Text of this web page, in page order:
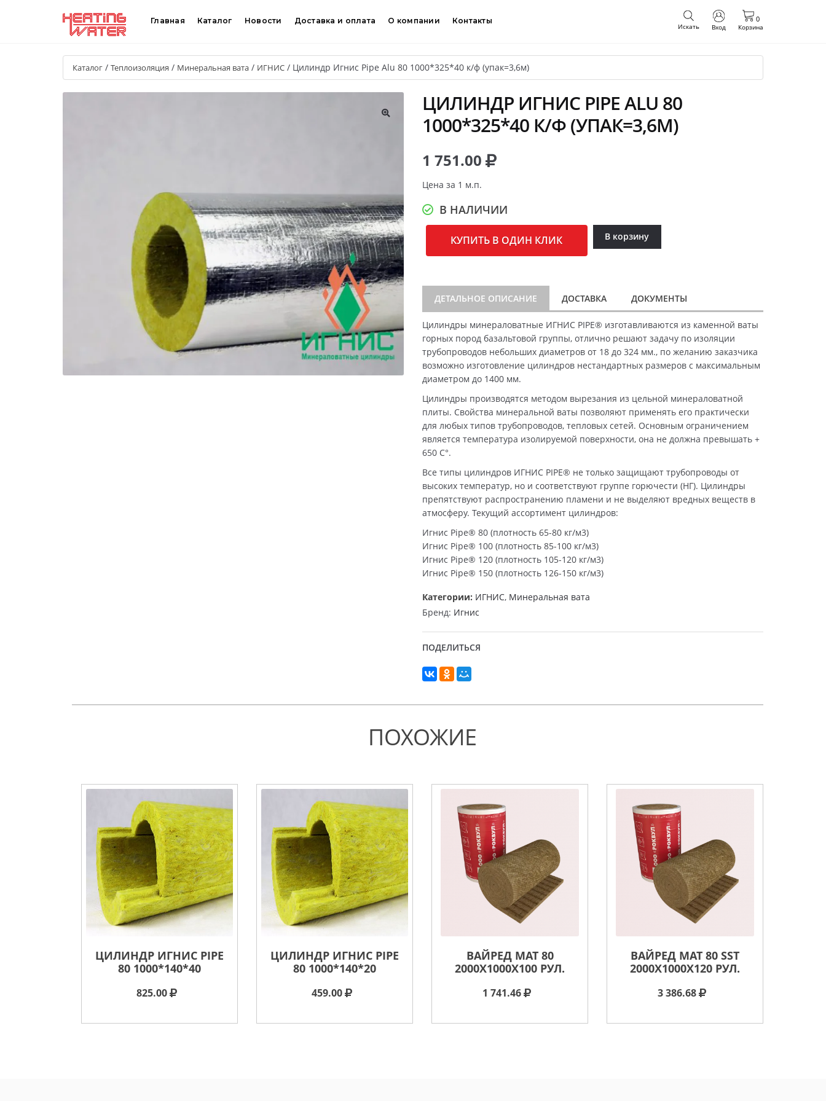
Главная Каталог Новости Доставка и оплата О компании Контакты 0
Корзина
Вход
Искать
Каталог / Теплоизоляция / Минеральная вата / ИГНИС / Цилиндр Игнис Pipe Alu 80 1000*325*40 к/ф (упак=3,6м)
ЦИЛИНДР ИГНИС PIPE ALU 80
1000*325*40 К/Ф (УПАК=3,6М)
1 751.00
Цена за 1 м.п.
В НАЛИЧИИ
В корзину
КУПИТЬ В ОДИН КЛИК
ДЕТАЛЬНОЕ ОПИСАНИЕ ДОСТАВКА ДОКУМЕНТЫ
Цилиндры минераловатные ИГНИС PIPE® изготавливаются из каменной ваты
горных пород базальтовой группы, отлично решают задачу по изоляции
трубопроводов небольших диаметров от 18 до 324 мм., по желанию заказчика
возможно изготовление цилиндров нестандартных размеров с максимальным
диаметром до 1400 мм.
Цилиндры производятся методом вырезания из цельной минераловатной
плиты. Свойства минеральной ваты позволяют применять его практически
для любых типов трубопроводов, тепловых сетей. Основным ограничением
является температура изолируемой поверхности, она не должна превышать +
650 C°.
Все типы цилиндров ИГНИС PIPE® не только защищают трубопроводы от
высоких температур, но и соответствуют группе горючести (НГ). Цилиндры
препятствуют распространению пламени и не выделяют вредных веществ в
атмосферу. Текущий ассортимент цилиндров:
Игнис Pipe® 80 (плотность 65-80 кг/м3)
Игнис Pipe® 100 (плотность 85-100 кг/м3)
Игнис Pipe® 120 (плотность 105-120 кг/м3)
Игнис Pipe® 150 (плотность 126-150 кг/м3)
Категории: ИГНИС, Минеральная вата
Бренд: Игнис
ПОДЕЛИТЬСЯ
ПОХОЖИЕ
ЦИЛИНДР ИГНИС PIPE
80 1000*140*40
825.00
ЦИЛИНДР ИГНИС PIPE
80 1000*140*20
459.00
ВАЙРЕД МАТ 80
2000X1000X100 РУЛ.
1 741.46
ВАЙРЕД МАТ 80 SST
2000X1000X120 РУЛ.
3 386.68